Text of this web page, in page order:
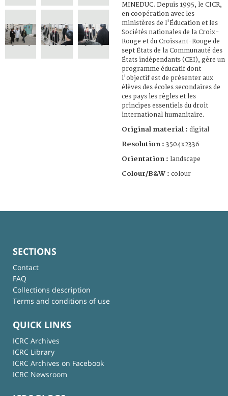
MINEDUC. Depuis 1995, le CICR,
en coopération avec les
ministères de l'Éducation et les
Sociétés nationales de la Croix-
Rouge et du Croissant-Rouge de
sept États de la Communauté des
États indépendants (CEI), gère un
programme éducatif dont
l'objectif est de présenter aux
élèves des écoles secondaires de
ces pays les règles et les
principes essentiels du droit
international humanitaire.
Original material : digital
Resolution : 3504x2336
Orientation : landscape
Colour/B&W : colour
SECTIONS
Contact
FAQ
Collections description
Terms and conditions of use
QUICK LINKS
ICRC Archives
ICRC Library
ICRC Archives on Facebook
ICRC Newsroom